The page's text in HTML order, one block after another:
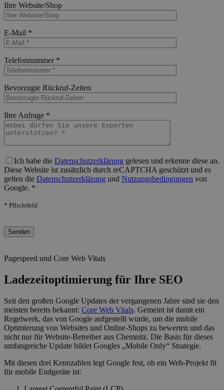
Ihre Website/Shop
E-Mail *
Telefonnummer *
Bevorzugte Rückruf-Zeiten
Ihre Anfrage *
Ich habe die Datenschutzerklärung gelesen und erkenne diese an.
Diese Website ist zusätzlich durch reCAPTCHA geschützt und es
gelten die Datenschutzerklärung und Nutzungsbedingungen von
Google. *
* Pflichtfeld
Pagespeed und Core Web Vitals
Ladezeitoptimierung für Ihre SEO
Seit den großen Google Updates der vergangenen Jahre sind sie den
meisten bereits bekannt: Core Web Vitals. Gemeint ist damit ein
Regelwerk, das von Google aufgestellt wurde, um die mobile
Optimierung von Websites und Online-Shops zu bewerten und das
nicht nur für Website-Betreiber aus Chemnitz. Die Basis für dieses
umfangreiche Update bildet Googles „Mobile Only“ Strategie.
Mit diesen drei Kennzahlen legt Google fest, ob ein Web-Projekt fit
für mobile Endgeräte ist: